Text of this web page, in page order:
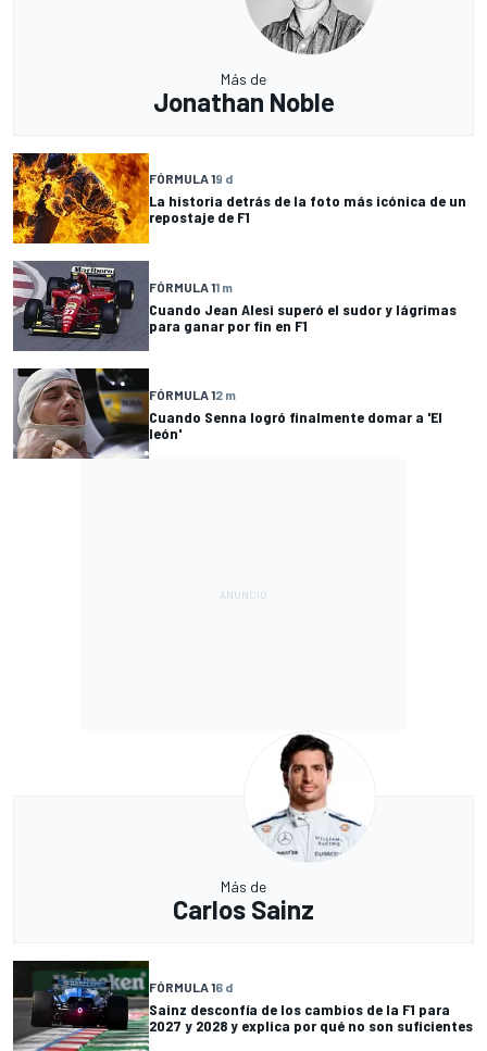
Más de
Jonathan Noble
FÓRMULA 19 d
La historia detrás de la foto más icónica de un
repostaje de F1
FÓRMULA 11 m
Cuando Jean Alesi superó el sudor y lágrimas
para ganar por fin en F1
FÓRMULA 12 m
Cuando Senna logró finalmente domar a 'El
león'
Más de
Carlos Sainz
FÓRMULA 16 d
Sainz desconfía de los cambios de la F1 para
2027 y 2028 y explica por qué no son suficientes